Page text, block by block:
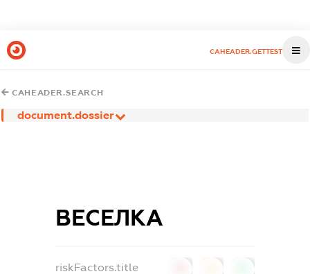
CAHEADER.GETTEST
CAHEADER.SEARCH
document.dossier
ВЕСЕЛКА
riskFactors.title